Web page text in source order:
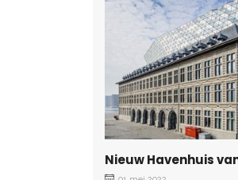
Nieuw Havenhuis